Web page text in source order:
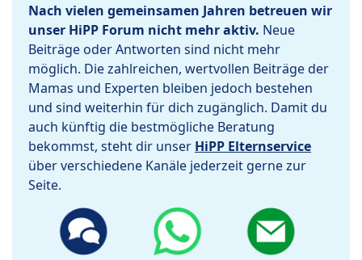
Nach vielen gemeinsamen Jahren betreuen wir
unser HiPP Forum nicht mehr aktiv. Neue
Beiträge oder Antworten sind nicht mehr
möglich. Die zahlreichen, wertvollen Beiträge der
Mamas und Experten bleiben jedoch bestehen
und sind weiterhin für dich zugänglich. Damit du
auch künftig die bestmögliche Beratung
bekommst, steht dir unser HiPP Elternservice
über verschiedene Kanäle jederzeit gerne zur
Seite.